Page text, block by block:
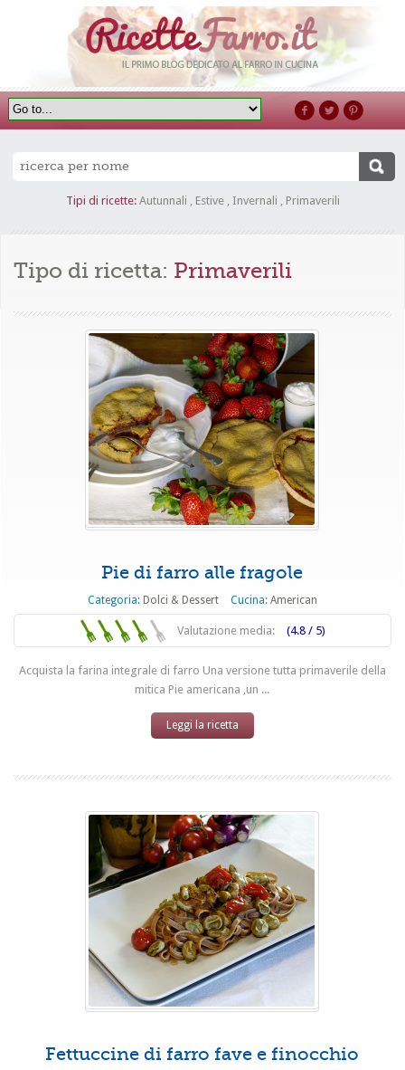
Tipi di ricette: Autunnali , Estive, Invernali , Primaverili
Tipo di ricetta: Primaverili
Pie di farro alle fragole
Categoria: Dolci & Dessert Cucina: American
Valutazione media: (4.8 / 5)
Acquista la farina integrale di farro Una versione tutta primaverile della
mitica Pie americana ,un ...
Leggi la ricetta
Fettuccine di farro fave e finocchio